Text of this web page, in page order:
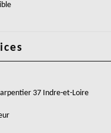
37 Indre-et-Loire